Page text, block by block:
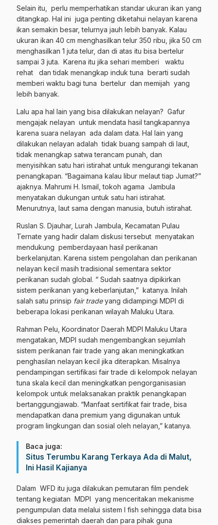
Selain itu, perlu memperhatikan standar ukuran ikan yang
ditangkap. Hal ini juga penting diketahui nelayan karena
ikan semakin besar, telurnya jauh lebih banyak. Kalau
ukuran ikan 40 cm menghasilkan telur 350 ribu, jika 50 cm
menghasilkan 1 juta telur, dan di atas itu bisa bertelur
sampai 3 juta. Karena itu jika sehari memberi waktu
rehat dan tidak menangkap induk tuna berarti sudah
memberi waktu bagi tuna bertelur dan memijah yang
lebih banyak.
Lalu apa hal lain yang bisa dilakukan nelayan? Gafur
mengajak nelayan untuk mendata hasil tangkapannya
karena suara nelayan ada dalam data. Hal lain yang
dilakukan nelayan adalah tidak buang sampah di laut,
tidak menangkap satwa terancam punah, dan
menyisihkan satu hari istirahat untuk mengurangi tekanan
penangkapan. “Bagaimana kalau libur melaut tiap Jumat?”
ajaknya. Mahrumi H. Ismail, tokoh agama Jambula
menyatakan dukungan untuk satu hari istirahat.
Menurutnya, laut sama dengan manusia, butuh istirahat.
Ruslan S. Djauhar, Lurah Jambula, Kecamatan Pulau
Ternate yang hadir dalam diskusi tersebut menyatakan
mendukung pemberdayaan hasil perikanan
berkelanjutan. Karena sistem pengolahan dan perikanan
nelayan kecil masih tradisional sementara sektor
perikanan sudah global. “ Sudah saatnya dipikirkan
sistem perikanan yang keberlanjutan,” katanya. Inilah
salah satu prinsip fair tradeyang didampingi MDPI di
beberapa lokasi perikanan wilayah Maluku Utara.
Rahman Pelu, Koordinator Daerah MDPI Maluku Utara
mengatakan, MDPI sudah mengembangkan sejumlah
sistem perikanan fair trade yang akan meningkatkan
penghasilan nelayan kecil jika diterapkan. Misalnya
pendampingan sertifikasi fair trade di kelompok nelayan
tuna skala kecil dan meningkatkan pengorganisasian
kelompok untuk melaksanakan praktik penangkapan
bertanggungjawab. “Manfaat sertifikat fair trade, bisa
mendapatkan dana premium yang digunakan untuk
program lingkungan dan sosial oleh nelayan,” katanya.
Baca juga:
Situs Terumbu Karang Terkaya Ada di Malut,
Ini Hasil Kajianya
Dalam WFD itu juga dilakukan pemutaran film pendek
tentang kegiatan MDPI yang menceritakan mekanisme
pengumpulan data melalui sistem I fish sehingga data bisa
diakses pemerintah daerah dan para pihak guna